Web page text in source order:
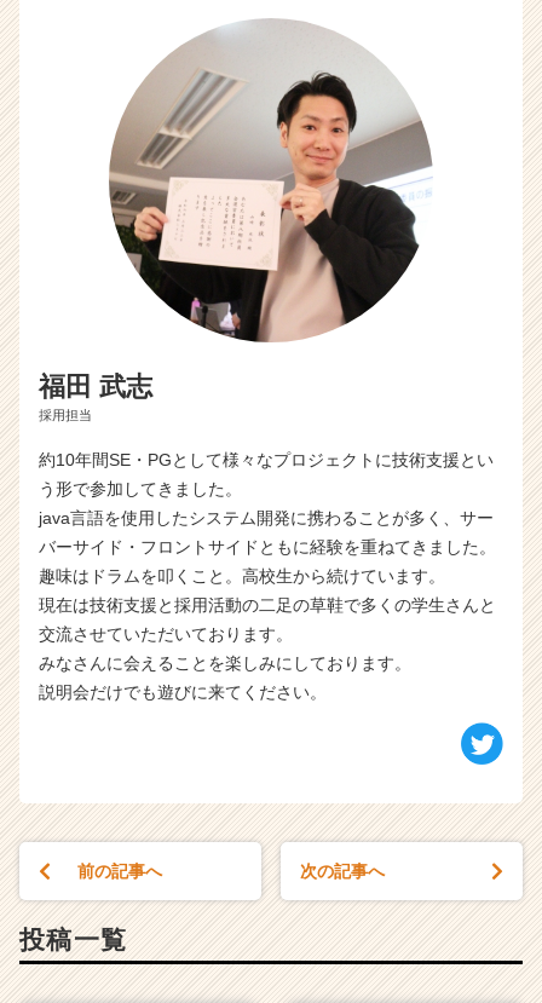
r
C
a
e
e
r）
福田 武志
採用担当
約10年間SE・PGとして様々なプロジェクトに技術支援とい
う形で参加してきました。
java言語を使用したシステム開発に携わることが多く、サー
バーサイド・フロントサイドともに経験を重ねてきました。
趣味はドラムを叩くこと。高校生から続けています。
現在は技術支援と採用活動の二足の草鞋で多くの学生さんと
交流させていただいております。
みなさんに会えることを楽しみにしております。
説明会だけでも遊びに来てください。
前の記事へ 次の記事へ
投稿一覧